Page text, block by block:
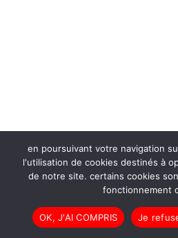
en poursuivant votre navigation
l'utilisation de cookies destinés à
de notre site. certains cookies
fonctionnement
OK, J'AI COMPRIS Je